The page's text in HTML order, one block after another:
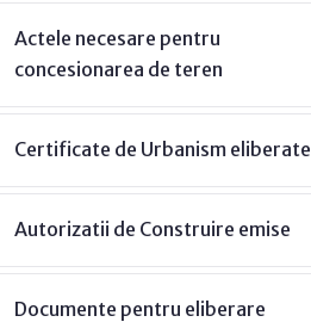
Actele necesare pentru
concesionarea de teren
Certificate de Urbanism eliberate
Autorizatii de Construire emise
Documente pentru eliberare